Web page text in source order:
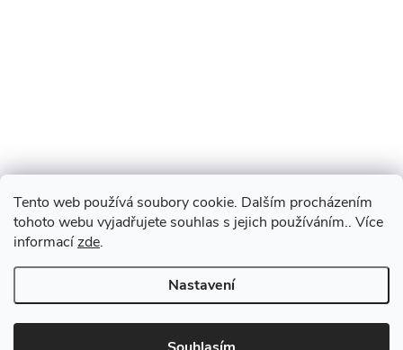
Tento web používá soubory cookie. Dalším procházením
tohoto webu vyjadřujete souhlas s jejich používáním.. Více
informacízde.
Nastavení